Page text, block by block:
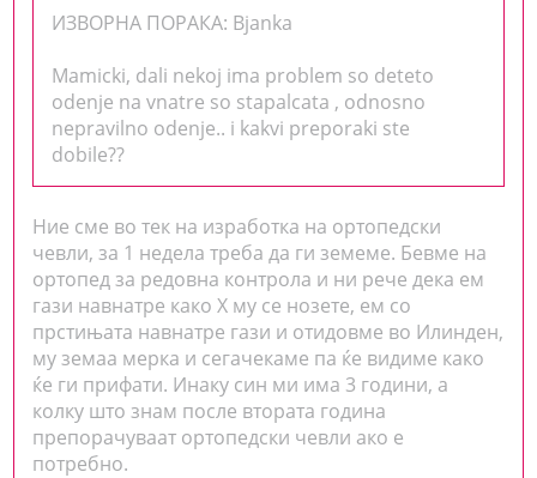
ИЗВОРНА ПОРАКА: Bjanka
Mamicki, dali nekoj ima problem so deteto
odenje na vnatre so stapalcata , odnosno
nepravilno odenje.. i kakvi preporaki ste
dobile??
Ние сме во тек на изработка на ортопедски
чевли, за 1 недела треба да ги земеме. Бевме на
ортопед за редовна контрола и ни рече дека ем
гази навнатре како X му се нозете, ем со
прстињата навнатре гази и отидовме во Илинден,
му земаа мерка и сегачекаме па ќе видиме како
ќе ги прифати. Инаку син ми има 3 години, а
колку што знам после втората година
препорачуваат ортопедски чевли ако е
потребно.